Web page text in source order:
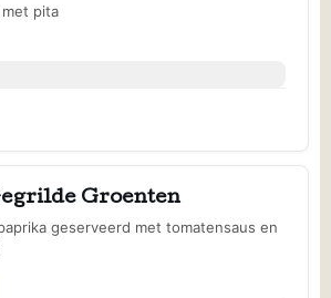
pita
Groenten
geserveerd met tomatensaus en